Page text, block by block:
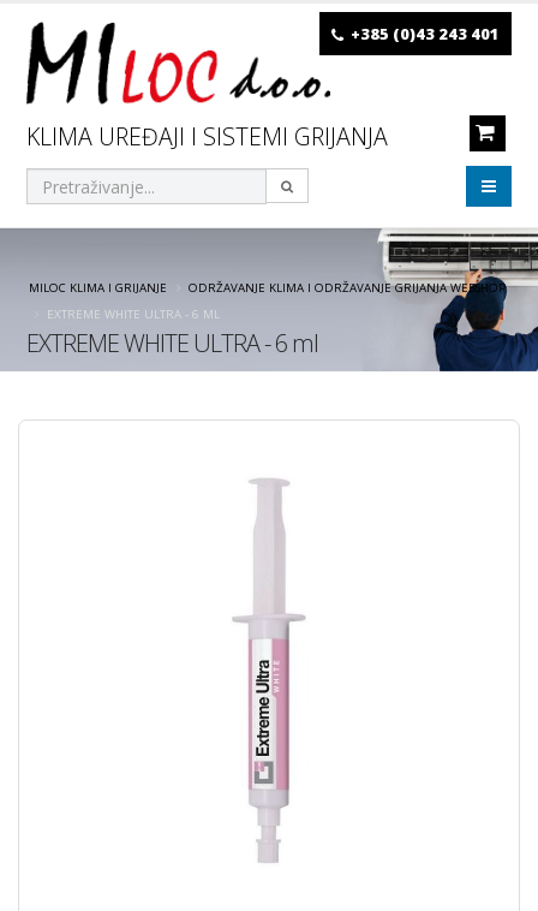
KLIMA UREĐAJI I SISTEMI GRIJANJA
+385 (0)43 243 401
MILOC KLIMA I GRIJANJE
ODRŽAVANJE KLIMA I ODRŽAVANJE GRIJANJA WEBSHOP
EXTREME WHITE ULTRA - 6 ML
EXTREME WHITE ULTRA - 6 ml